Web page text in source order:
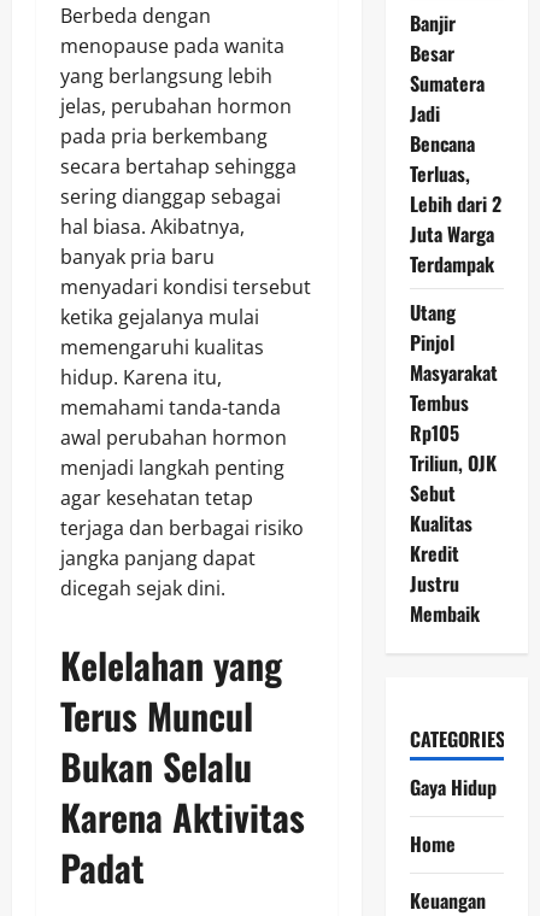
Berbeda dengan
menopause pada wanita
yang berlangsung lebih
jelas, perubahan hormon
pada pria berkembang
secara bertahap sehingga
sering dianggap sebagai
hal biasa. Akibatnya,
banyak pria baru
menyadari kondisi tersebut
ketika gejalanya mulai
memengaruhi kualitas
hidup. Karena itu,
memahami tanda-tanda
awal perubahan hormon
menjadi langkah penting
agar kesehatan tetap
terjaga dan berbagai risiko
jangka panjang dapat
dicegah sejak dini.
Kelelahan yang
Terus Muncul
Bukan Selalu
Karena Aktivitas
Padat
Banjir
Besar
Sumatera
Jadi
Bencana
Terluas,
Lebih dari 2
Juta Warga
Terdampak
Utang
Pinjol
Masyarakat
Tembus
Rp105
Triliun, OJK
Sebut
Kualitas
Kredit
Justru
Membaik
CATEGORIES
Gaya Hidup
Home
Keuangan